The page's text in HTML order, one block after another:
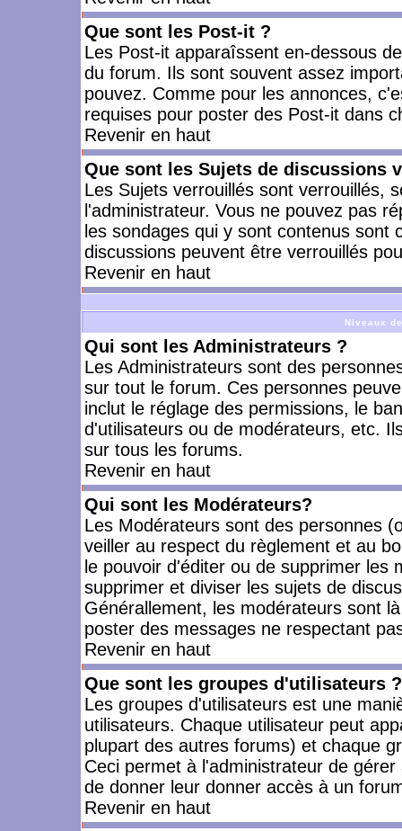
Que sont les Post-it ?
Les Post-it apparaîssent en-dessous
du forum. Ils sont souvent assez
pouvez. Comme pour les annonces,
requises pour poster des Post-it dans
Revenir en haut
Que sont les Sujets de discussions
Les Sujets verrouillés sont verrouillés,
l'administrateur. Vous ne pouvez pas
les sondages qui y sont contenus
discussions peuvent être verrouillés
Revenir en haut
Niveaux
Qui sont les Administrateurs ?
Les Administrateurs sont des
sur tout le forum. Ces personnes
inclut le réglage des permissions, le
d'utilisateurs ou de modérateurs, etc.
sur tous les forums.
Revenir en haut
Qui sont les Modérateurs?
Les Modérateurs sont des personnes
veiller au respect du règlement et au
le pouvoir d'éditer ou de supprimer les
supprimer et diviser les sujets de
Générallement, les modérateurs sont
poster des messages ne respectant
Revenir en haut
Que sont les groupes d'utilisateurs ?
Les groupes d'utilisateurs est une
utilisateurs. Chaque utilisateur peut
plupart des autres forums) et chaque
Ceci permet à l'administrateur de
de donner leur donner accès à un
Revenir en haut